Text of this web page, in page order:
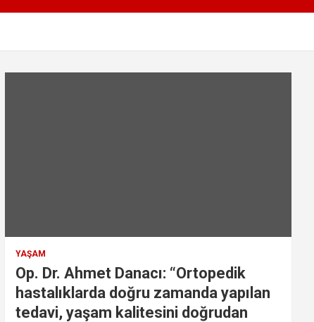
YAŞAM
Op. Dr. Ahmet Danacı: “Ortopedik
hastalıklarda doğru zamanda yapılan
tedavi, yaşam kalitesini doğrudan